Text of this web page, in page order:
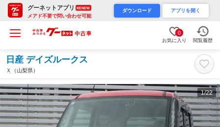
グーネットアプリ RENEW
メアド不要で問い合わせ可能
ダウンロード アプリを開く
0
お気に入り 閲覧履歴
日産 デイズルークス
Ｘ（山梨県）
1/22